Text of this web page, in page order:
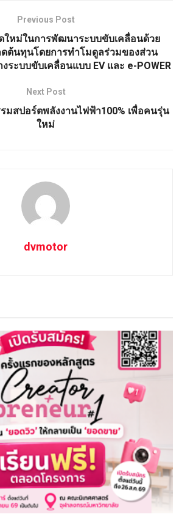
Previous Post
ใหม่ในการพัฒนาระบบขับเคลื่อนด้วย
ต้นทุนโดยการทำโมดูลร่วมของส่วน
ระบบขับเคลื่อนแบบ EV และ e-POWER
Next Post
รมสปอร์ตพลังงานไฟฟ้า100% เพื่อคนรุ่น
ใหม่
dvmotor